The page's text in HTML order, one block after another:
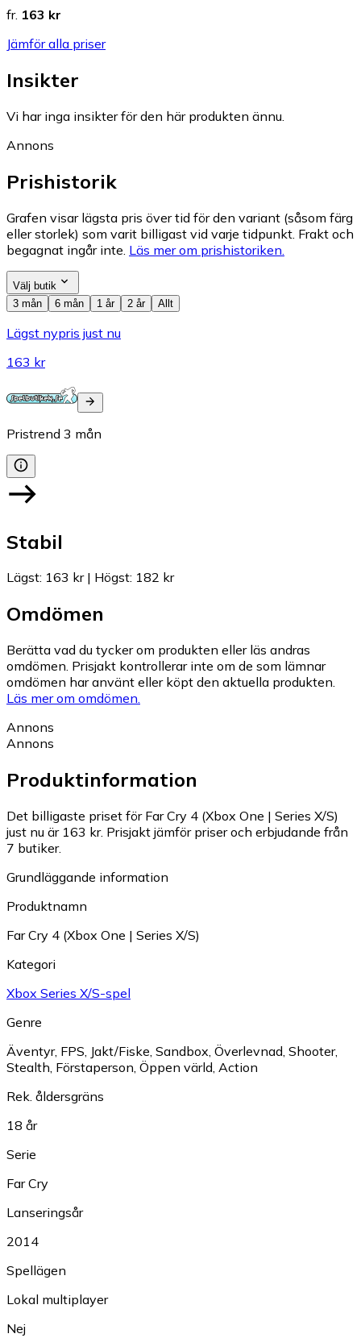
fr. 163 kr
Jämför alla priser
Insikter
Vi har inga insikter för den här produkten ännu.
Annons
Prishistorik
Grafen visar lägsta pris över tid för den variant (såsom färg
eller storlek) som varit billigast vid varje tidpunkt. Frakt och
begagnat ingår inte. Läs mer om prishistoriken.
Välj butik
3 mån
6 mån 1 år 2 år Allt
Lägst nypris just nu
163 kr
Pristrend 3 mån
Stabil
Lägst: 163 kr| Högst: 182 kr
Omdömen
Berätta vad du tycker om produkten eller läs andras
omdömen. Prisjakt kontrollerar inte om de som lämnar
omdömen har använt eller köpt den aktuella produkten.
Läs mer om omdömen.
Annons
Annons
Produktinformation
Det billigaste priset för Far Cry 4 (Xbox One | Series X/S)
just nu är 163 kr. Prisjakt jämför priser och erbjudande från
7 butiker.
Grundläggande information
Produktnamn
Far Cry 4 (Xbox One | Series X/S)
Kategori
Xbox Series X/S-spel
Genre
Äventyr, FPS, Jakt/Fiske, Sandbox, Överlevnad, Shooter,
Stealth, Förstaperson, Öppen värld, Action
Rek. åldersgräns
18 år
Serie
Far Cry
Lanseringsår
2014
Spellägen
Lokal multiplayer
Nej